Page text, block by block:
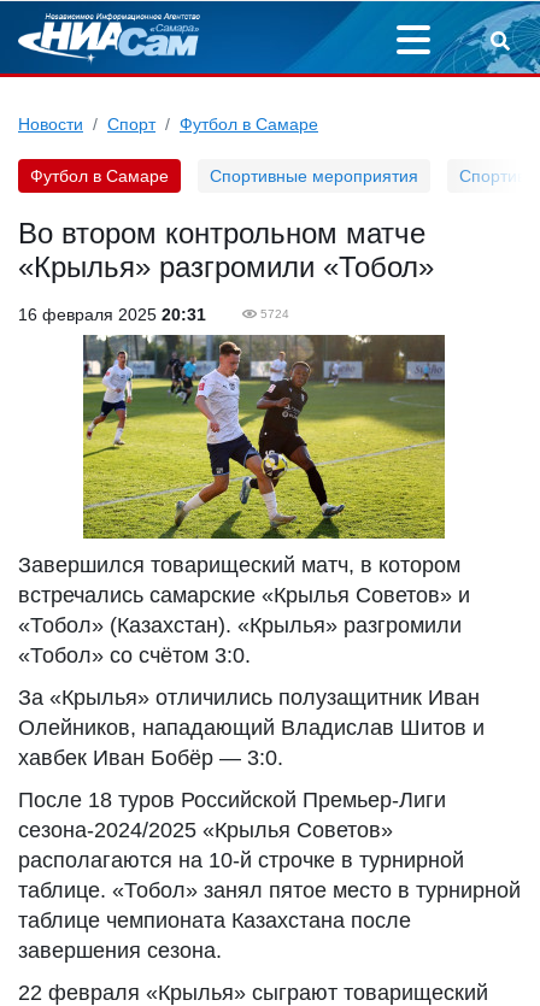
Новости Спорт Футбол в Самаре
Футбол в Самаре Спортивные мероприятия
Во втором контрольном матче
«Крылья» разгромили «Тобол»
16 февраля 2025 20:31 5724
Завершился товарищеский матч, в котором
встречались самарские «Крылья Советов» и
«Тобол» (Казахстан). «Крылья» разгромили
«Тобол» со счётом 3:0.
За «Крылья» отличились полузащитник Иван
Олейников, нападающий Владислав Шитов и
хавбек Иван Бобёр — 3:0.
После 18 туров Российской Премьер-Лиги
сезона-2024/2025 «Крылья Советов»
располагаются на 10-й строчке в турнирной
таблице. «Тобол» занял пятое место в турнирной
таблице чемпионата Казахстана после
завершения сезона.
22 февраля «Крылья» сыграют товарищеский